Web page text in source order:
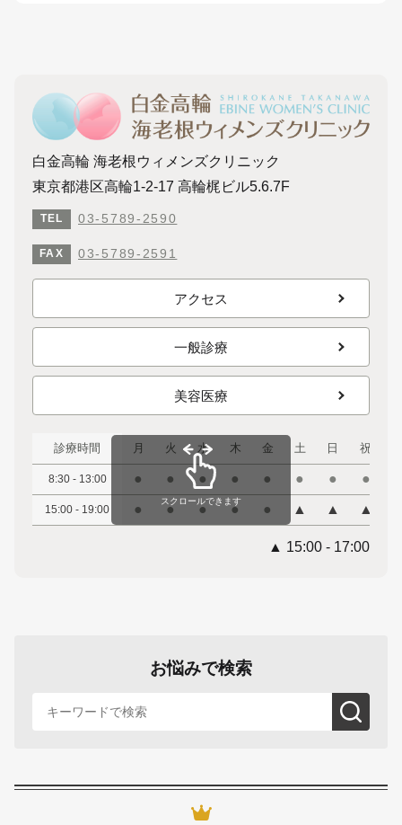
白金高輪 海老根ウィメンズクリニック
東京都港区高輪1-2-17 高輪梶ビル5.6.7F
TEL 03-5789-2590
FAX 03-5789-2591
アクセス
一般診療
美容医療
診療時間 月 火 水 木 金 土 日 祝
8:30 - 13:00 ● ● ● ● ● ● ● ●
15:00 - 19:00 ● ● ● ● ● ▲ ▲ ▲
スクロールできます
▲ 15:00 - 17:00
お悩みで検索